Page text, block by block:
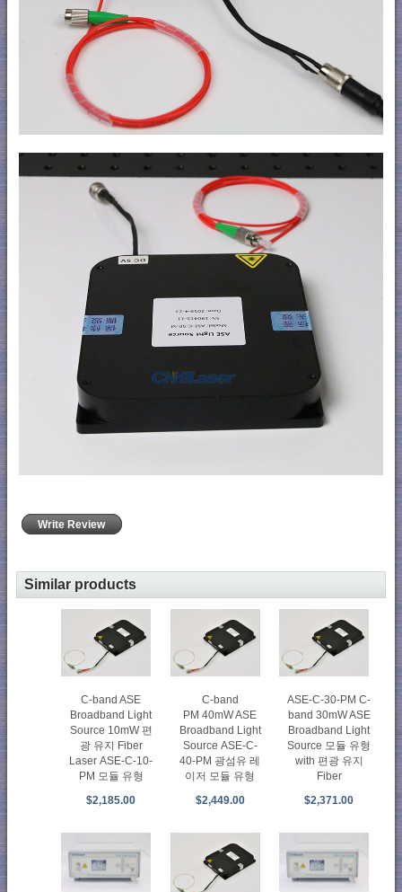
Write Review
Similar products
C-band ASE
Broadband Light
Source 10mW 편
광 유지 Fiber
Laser ASE-C-10-
PM 모듈 유형
$2,185.00
C-band
PM 40mW ASE
Broadband Light
Source ASE-C-
40-PM 광섬유 레
이저 모듈 유형
$2,449.00
ASE-C-30-PM C-
band 30mW ASE
Broadband Light
Source 모듈 유형
with 편광 유지
Fiber
$2,371.00